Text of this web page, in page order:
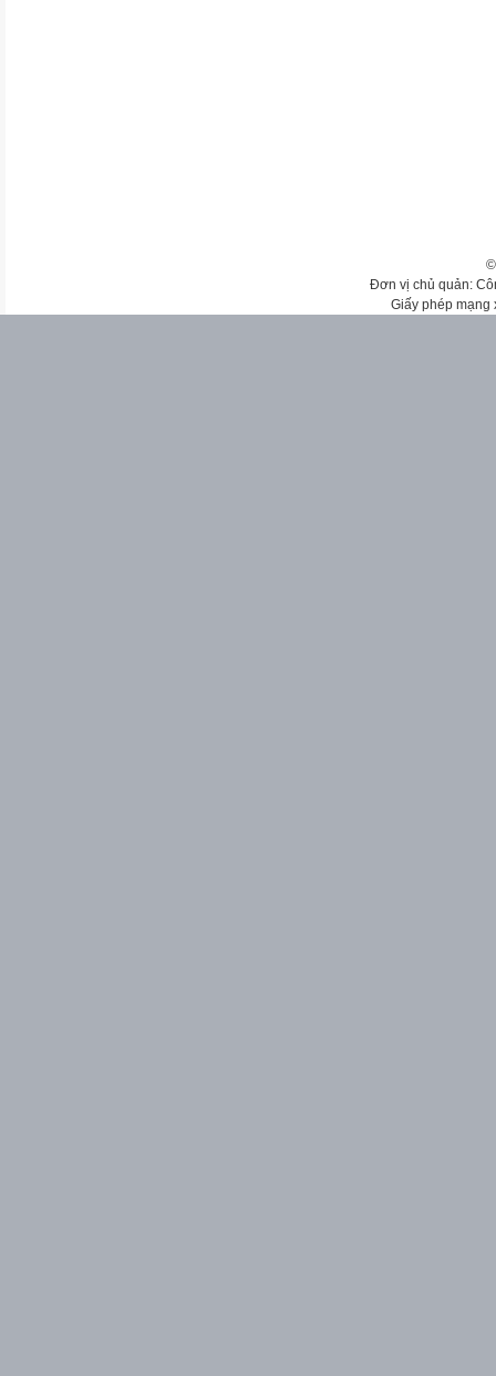
Đơn vị chủ quản:
Giấy phép mạng